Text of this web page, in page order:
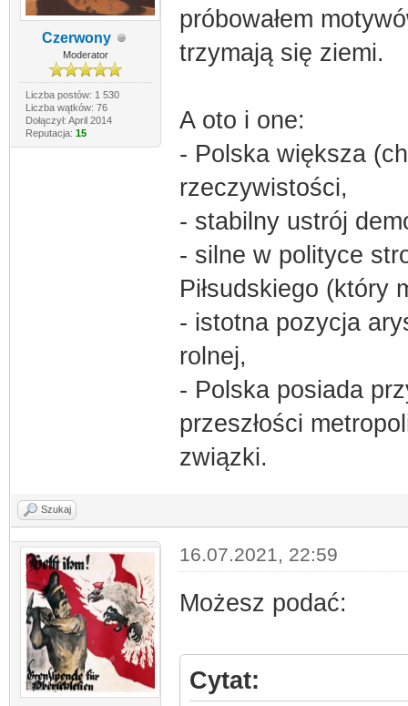
Czerwony
Moderator
Liczba postów: 1 530
Liczba wątków: 76
Dołączył: April 2014
Reputacja: 15
próbowałem
trzymają się ziemi.
A oto i one:
- Polska większa
rzeczywistości,
- stabilny ustrój
- silne w polityce
Piłsudskiego (który
- istotna pozycja
rolnej,
- Polska posiada
przeszłości
związki.
Szukaj
16.07.2021, 22:59
Możesz podać:
Cytat: